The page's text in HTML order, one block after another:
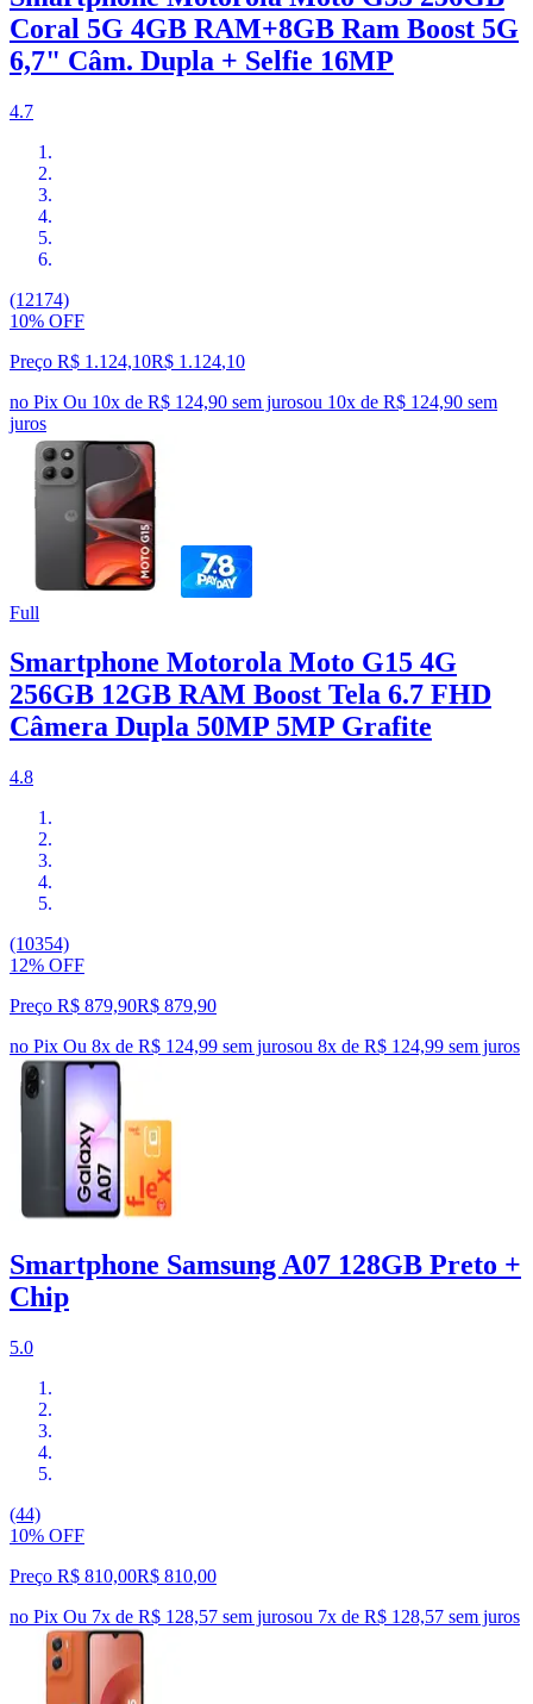
Coral 5G 4GB RAM+8GB Ram Boost 5G
6,7" Câm. Dupla + Selfie 16MP
4.7
(12174)
10% OFF
Preço R$ 1.124,10R$ 1.124,10
no Pix Ou 10x de R$ 124,90 sem jurosou 10x de R$ 124,90 sem
juros
Full
Smartphone Motorola Moto G15 4G
256GB 12GB RAM Boost Tela 6.7 FHD
Câmera Dupla 50MP 5MP Grafite
4.8
(10354)
12% OFF
Preço R$ 879,90R$ 879,90
no Pix Ou 8x de R$ 124,99 sem jurosou 8x de R$ 124,99 sem juros
Smartphone Samsung A07 128GB Preto +
Chip
5.0
(44)
10% OFF
Preço R$ 810,00R$ 810,00
no Pix Ou 7x de R$ 128,57 sem jurosou 7x de R$ 128,57 sem juros